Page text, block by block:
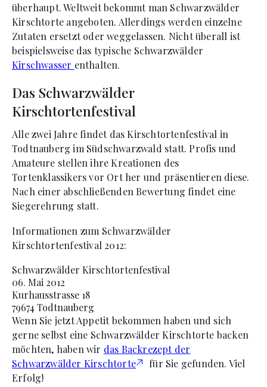
überhaupt. Weltweit bekommt man Schwarzwälder
Kirschtorte angeboten. Allerdings werden einzelne
Zutaten ersetzt oder weggelassen. Nicht überall ist
beispielsweise das typische Schwarzwälder
Kirschwasser enthalten.
Das Schwarzwälder
Kirschtortenfestival
Alle zwei Jahre findet das Kirschtortenfestival in
Todtnauberg im Südschwarzwald statt. Profis und
Amateure stellen ihre Kreationen des
Tortenklassikers vor Ort her und präsentieren diese.
Nach einer abschließenden Bewertung findet eine
Siegerehrung statt.
Informationen zum Schwarzwälder
Kirschtortenfestival 2012:
Schwarzwälder Kirschtortenfestival
06. Mai 2012
Kurhausstrasse 18
79674 Todtnauberg
Wenn Sie jetzt Appetit bekommen haben und sich
gerne selbst eine Schwarzwälder Kirschtorte backen
möchten, haben wir das Backrezept der
Schwarzwälder Kirschtorte
für Sie gefunden. Viel
Erfolg!